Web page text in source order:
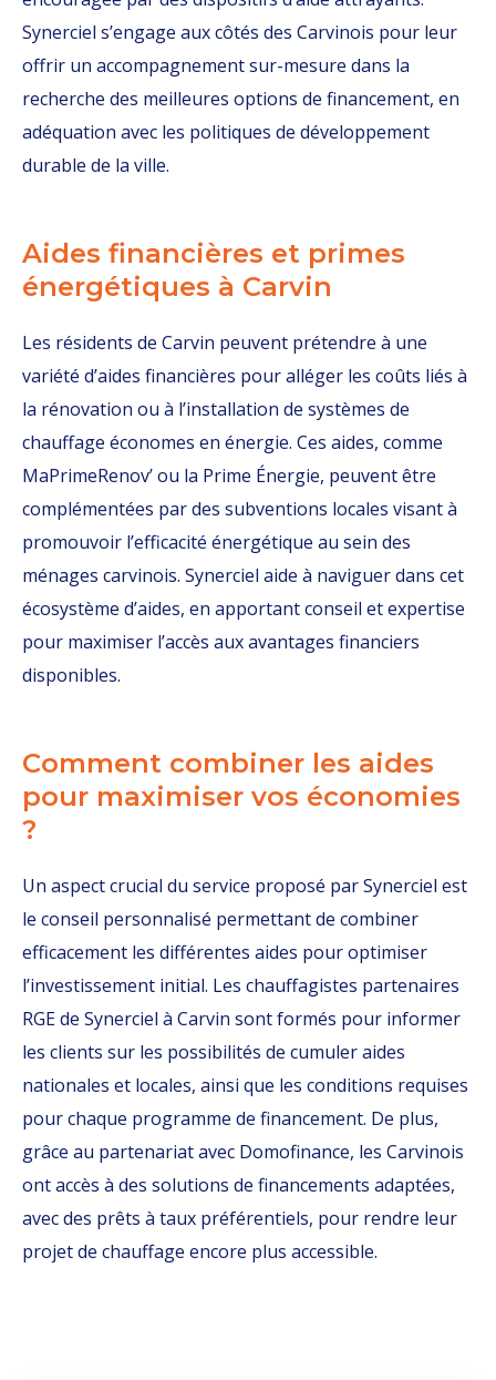
Synerciel s’engage aux côtés des Carvinois pour leur
offrir un accompagnement sur-mesure dans la
recherche des meilleures options de financement, en
adéquation avec les politiques de développement
durable de la ville.
Aides financières et primes
énergétiques à Carvin
Les résidents de Carvin peuvent prétendre à une
variété d’aides financières pour alléger les coûts liés à
la rénovation ou à l’installation de systèmes de
chauffage économes en énergie. Ces aides, comme
MaPrimeRenov’ ou la Prime Énergie, peuvent être
complémentées par des subventions locales visant à
promouvoir l’efficacité énergétique au sein des
ménages carvinois. Synerciel aide à naviguer dans cet
écosystème d’aides, en apportant conseil et expertise
pour maximiser l’accès aux avantages financiers
disponibles.
Comment combiner les aides
pour maximiser vos économies
?
Un aspect crucial du service proposé par Synerciel est
le conseil personnalisé permettant de combiner
efficacement les différentes aides pour optimiser
l’investissement initial. Les chauffagistes partenaires
RGE de Synerciel à Carvin sont formés pour informer
les clients sur les possibilités de cumuler aides
nationales et locales, ainsi que les conditions requises
pour chaque programme de financement. De plus,
grâce au partenariat avec Domofinance, les Carvinois
ont accès à des solutions de financements adaptées,
avec des prêts à taux préférentiels, pour rendre leur
projet de chauffage encore plus accessible.